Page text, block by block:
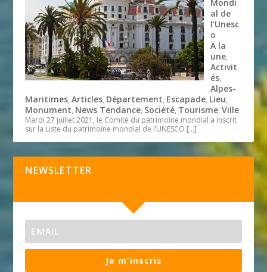
Mondi
al de
l’Unesc
o
A la
une,
Activit
és,
Alpes-
Maritimes,Articles, Département, Escapade, Lieu,
Monument, News Tendance, Société, Tourisme,Ville
Mardi 27 juillet 2021, le Comité du patrimoine mondial a inscrit
sur la Liste du patrimoine mondial de l’UNESCO […]
NEWSLETTER
Je m'inscris